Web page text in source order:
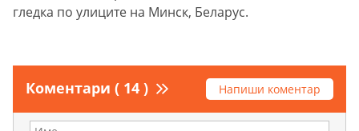
гледка по улиците на Минск, Беларус.
Коментари ( 14 ) Напиши коментар